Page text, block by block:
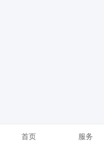
首页 服务